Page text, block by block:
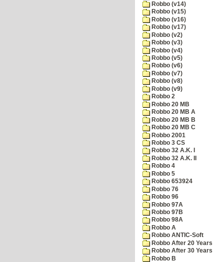
Robbo (v14)
Robbo (v15)
Robbo (v16)
Robbo (v17)
Robbo (v2)
Robbo (v3)
Robbo (v4)
Robbo (v5)
Robbo (v6)
Robbo (v7)
Robbo (v8)
Robbo (v9)
Robbo 2
Robbo 20 MB
Robbo 20 MB A
Robbo 20 MB B
Robbo 20 MB C
Robbo 2001
Robbo 3 CS
Robbo 32 A.K. I
Robbo 32 A.K. II
Robbo 4
Robbo 5
Robbo 653924
Robbo 76
Robbo 96
Robbo 97A
Robbo 97B
Robbo 98A
Robbo A
Robbo ANTIC-Soft
Robbo After 20 Years
Robbo After 30 Years
Robbo B